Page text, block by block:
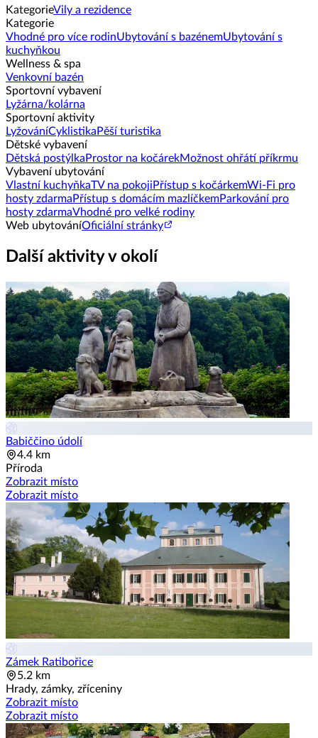
KategorieVily a rezidence
Kategorie
Vhodné pro více rodinUbytování s bazénemUbytování s
kuchyňkou
Wellness & spa
Venkovní bazén
Sportovní vybavení
Lyžárna/kolárna
Sportovní aktivity
LyžováníCyklistika Pěší turistika
Dětské vybavení
Dětská postýlka Prostor na kočárekMožnost ohřátí příkrmu
Vybavení ubytování
Vlastní kuchyňkaTV na pokoji Přístup s kočárkemWi-Fi pro
hosty zdarma Přístup s domácím mazlíčkemParkování pro
hosty zdarmaVhodné pro velké rodiny
Web ubytováníOficiální stránky
Další aktivity v okolí
Babiččino údolí
4.4 km
Příroda
Zobrazit místo
Zobrazit místo
Zámek Ratibořice
5.2 km
Hrady, zámky, zříceniny
Zobrazit místo
Zobrazit místo